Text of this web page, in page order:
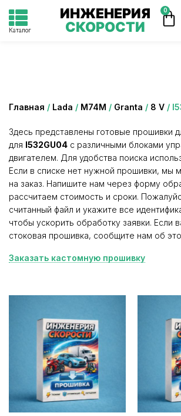
Каталог
ИНЖЕНЕРИЯ
СКОРОСТИ
0
Главная / Lada / М74М / Granta / 8 V /
Здесь представлены готовые прошивки
для I532GU04 с различными блоками
двигателем. Для удобства поиска
Если в списке нет нужной прошивки, мы
на заказ. Напишите нам через форму
рассчитаем стоимость и сроки.
считанный файл и укажите все
чтобы ускорить обработку заявки. Если
стоковая прошивка, сообщите нам об
Заказать кастомную прошивку